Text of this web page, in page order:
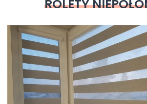
ROLETY